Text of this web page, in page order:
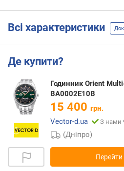
Всі характеристики
Де купити?
Годинник Orient
BA0002E10B
15 400 грн.
Vector-d.ua
З нами
(Дніпро)
Перейти